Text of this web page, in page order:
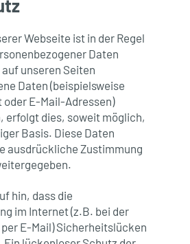
Webseite ist in der Regel
Daten
unseren Seiten
Daten (beispielsweise
E-Mail-Adressen)
erfolgt dies, soweit möglich,
Basis. Diese Daten
ausdrückliche Zustimmung
hin, dass die
im Internet (z.B. bei der
E-Mail) Sicherheitslücken